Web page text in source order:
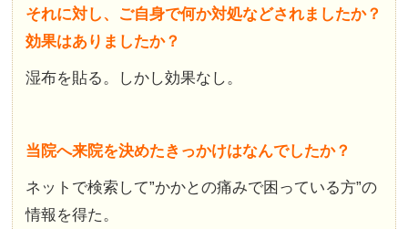
それに対し、ご自身で何か対処などされましたか？
効果はありましたか？
湿布を貼る。しかし効果なし。
当院へ来院を決めたきっかけはなんでしたか？
ネットで検索して”かかとの痛みで困っている方”の
情報を得た。